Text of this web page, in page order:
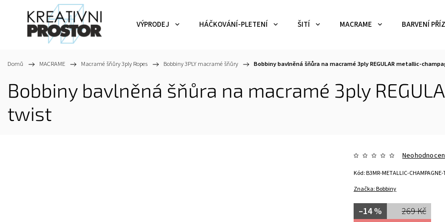
VÝPRODEJ HÁČKOVÁNÍ-PLETENÍ ŠITÍ MACRAME BARVENÍ
Domů / MACRAME / Macramé šňůry 3ply Ropes / Bobbiny 3PLY macramé šňůry / Bobbiny bavlněná šňůra na macramé 3ply REGULAR metallic-
Bobbiny bavlněná šňůra na macramé 3ply
twist
Značka:Bobbiny
269 Kč
–14 %
Kód:B3MR-METALLIC-CHAMPAGNE-